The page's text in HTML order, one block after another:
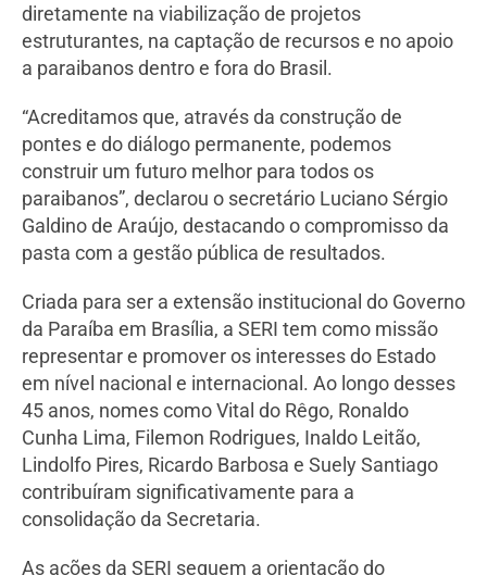
diretamente na viabilização de projetos
estruturantes, na captação de recursos e no apoio
a paraibanos dentro e fora do Brasil.
“Acreditamos que, através da construção de
pontes e do diálogo permanente, podemos
construir um futuro melhor para todos os
paraibanos”, declarou o secretário Luciano Sérgio
Galdino de Araújo, destacando o compromisso da
pasta com a gestão pública de resultados.
Criada para ser a extensão institucional do Governo
da Paraíba em Brasília, a SERI tem como missão
representar e promover os interesses do Estado
em nível nacional e internacional. Ao longo desses
45 anos, nomes como Vital do Rêgo, Ronaldo
Cunha Lima, Filemon Rodrigues, Inaldo Leitão,
Lindolfo Pires, Ricardo Barbosa e Suely Santiago
contribuíram significativamente para a
consolidação da Secretaria.
As ações da SERI seguem a orientação do